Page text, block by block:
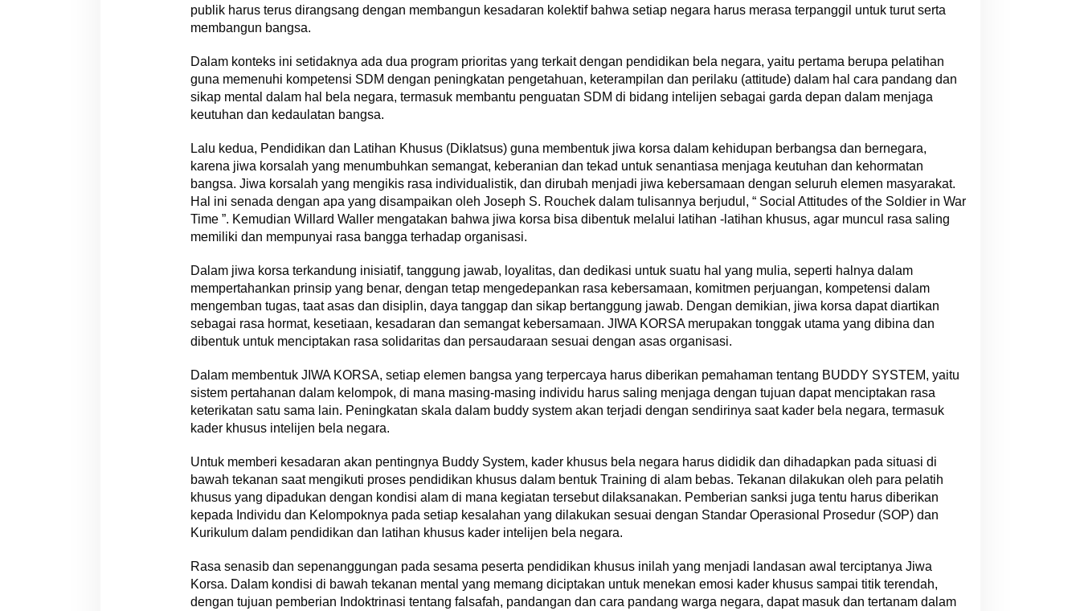
publik harus terus dirangsang dengan membangun kesadaran kolektif bahwa setiap negara harus merasa terpanggil untuk turut serta
membangun bangsa.
Dalam konteks ini setidaknya ada dua program prioritas yang terkait dengan pendidikan bela negara, yaitu pertama berupa pelatihan
guna memenuhi kompetensi SDM dengan peningkatan pengetahuan, keterampilan dan perilaku (attitude) dalam hal cara pandang dan
sikap mental dalam hal bela negara, termasuk membantu penguatan SDM di bidang intelijen sebagai garda depan dalam menjaga
keutuhan dan kedaulatan bangsa.
Lalu kedua, Pendidikan dan Latihan Khusus (Diklatsus) guna membentuk jiwa korsa dalam kehidupan berbangsa dan bernegara,
karena jiwa korsalah yang menumbuhkan semangat, keberanian dan tekad untuk senantiasa menjaga keutuhan dan kehormatan
bangsa. Jiwa korsalah yang mengikis rasa individualistik, dan dirubah menjadi jiwa kebersamaan dengan seluruh elemen masyarakat.
Hal ini senada dengan apa yang disampaikan oleh Joseph S. Rouchek dalam tulisannya berjudul, “ Social Attitudes of the Soldier in War
Time ”. Kemudian Willard Waller mengatakan bahwa jiwa korsa bisa dibentuk melalui latihan -latihan khusus, agar muncul rasa saling
memiliki dan mempunyai rasa bangga terhadap organisasi.
Dalam jiwa korsa terkandung inisiatif, tanggung jawab, loyalitas, dan dedikasi untuk suatu hal yang mulia, seperti halnya dalam
mempertahankan prinsip yang benar, dengan tetap mengedepankan rasa kebersamaan, komitmen perjuangan, kompetensi dalam
mengemban tugas, taat asas dan disiplin, daya tanggap dan sikap bertanggung jawab. Dengan demikian, jiwa korsa dapat diartikan
sebagai rasa hormat, kesetiaan, kesadaran dan semangat kebersamaan. JIWA KORSA merupakan tonggak utama yang dibina dan
dibentuk untuk menciptakan rasa solidaritas dan persaudaraan sesuai dengan asas organisasi.
Dalam membentuk JIWA KORSA, setiap elemen bangsa yang terpercaya harus diberikan pemahaman tentang BUDDY SYSTEM, yaitu
sistem pertahanan dalam kelompok, di mana masing-masing individu harus saling menjaga dengan tujuan dapat menciptakan rasa
keterikatan satu sama lain. Peningkatan skala dalam buddy system akan terjadi dengan sendirinya saat kader bela negara, termasuk
kader khusus intelijen bela negara.
Untuk memberi kesadaran akan pentingnya Buddy System, kader khusus bela negara harus dididik dan dihadapkan pada situasi di
bawah tekanan saat mengikuti proses pendidikan khusus dalam bentuk Training di alam bebas. Tekanan dilakukan oleh para pelatih
khusus yang dipadukan dengan kondisi alam di mana kegiatan tersebut dilaksanakan. Pemberian sanksi juga tentu harus diberikan
kepada Individu dan Kelompoknya pada setiap kesalahan yang dilakukan sesuai dengan Standar Operasional Prosedur (SOP) dan
Kurikulum dalam pendidikan dan latihan khusus kader intelijen bela negara.
Rasa senasib dan sepenanggungan pada sesama peserta pendidikan khusus inilah yang menjadi landasan awal terciptanya Jiwa
Korsa. Dalam kondisi di bawah tekanan mental yang memang diciptakan untuk menekan emosi kader khusus sampai titik terendah,
dengan tujuan pemberian Indoktrinasi tentang falsafah, pandangan dan cara pandang warga negara, dapat masuk dan tertanam dalam